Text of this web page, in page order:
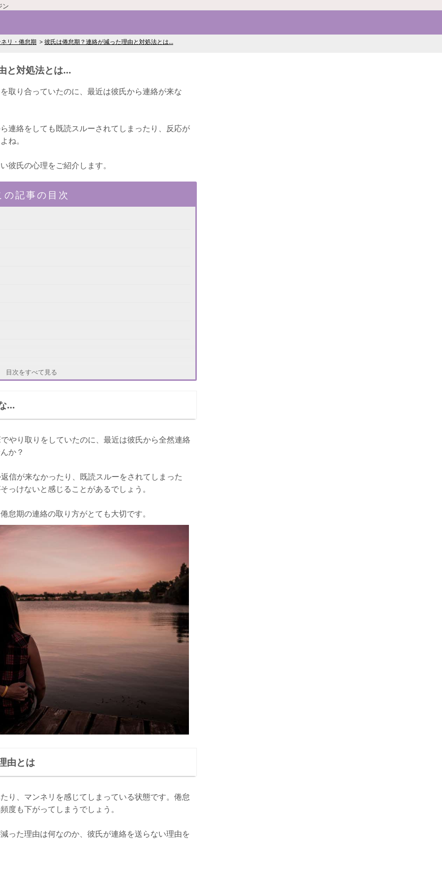
ン
リ・倦怠期 彼氏は倦怠期？連絡が減った理由と対処法とは…
と対処法とは…
取り合っていたのに、最近は彼氏から連絡が来な
連絡をしても既読スルーされてしまったり、反応が
ね。
彼氏の心理をご紹介します。
の記事の目次
目次をすべて見る
…
やり取りをしていたのに、最近は彼氏から全然連絡
か？
信が来なかったり、既読スルーをされてしまった
っけないと感じることがあるでしょう。
怠期の連絡の取り方がとても大切です。
由とは
り、マンネリを感じてしまっている状態です。倦怠
度も下がってしまうでしょう。
った理由は何なのか、彼氏が連絡を送らない理由を